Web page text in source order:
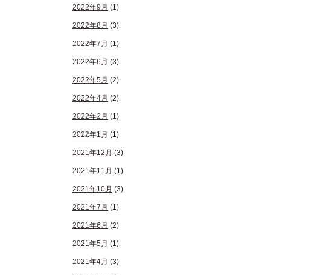
2022年9月 (1)
2022年8月 (3)
2022年7月 (1)
2022年6月 (3)
2022年5月 (2)
2022年4月 (2)
2022年2月 (1)
2022年1月 (1)
2021年12月 (3)
2021年11月 (1)
2021年10月 (3)
2021年7月 (1)
2021年6月 (2)
2021年5月 (1)
2021年4月 (3)